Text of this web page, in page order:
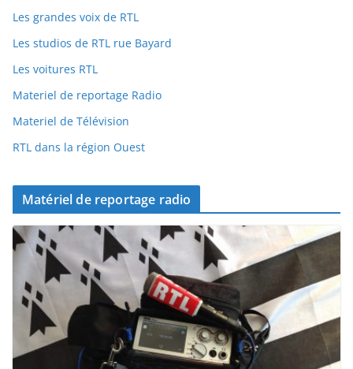
Les grandes voix de RTL
Les studios de RTL rue Bayard
Les voitures RTL
Materiel de reportage Radio
Materiel de Télévision
RTL dans la région Ouest
Matériel de reportage radio